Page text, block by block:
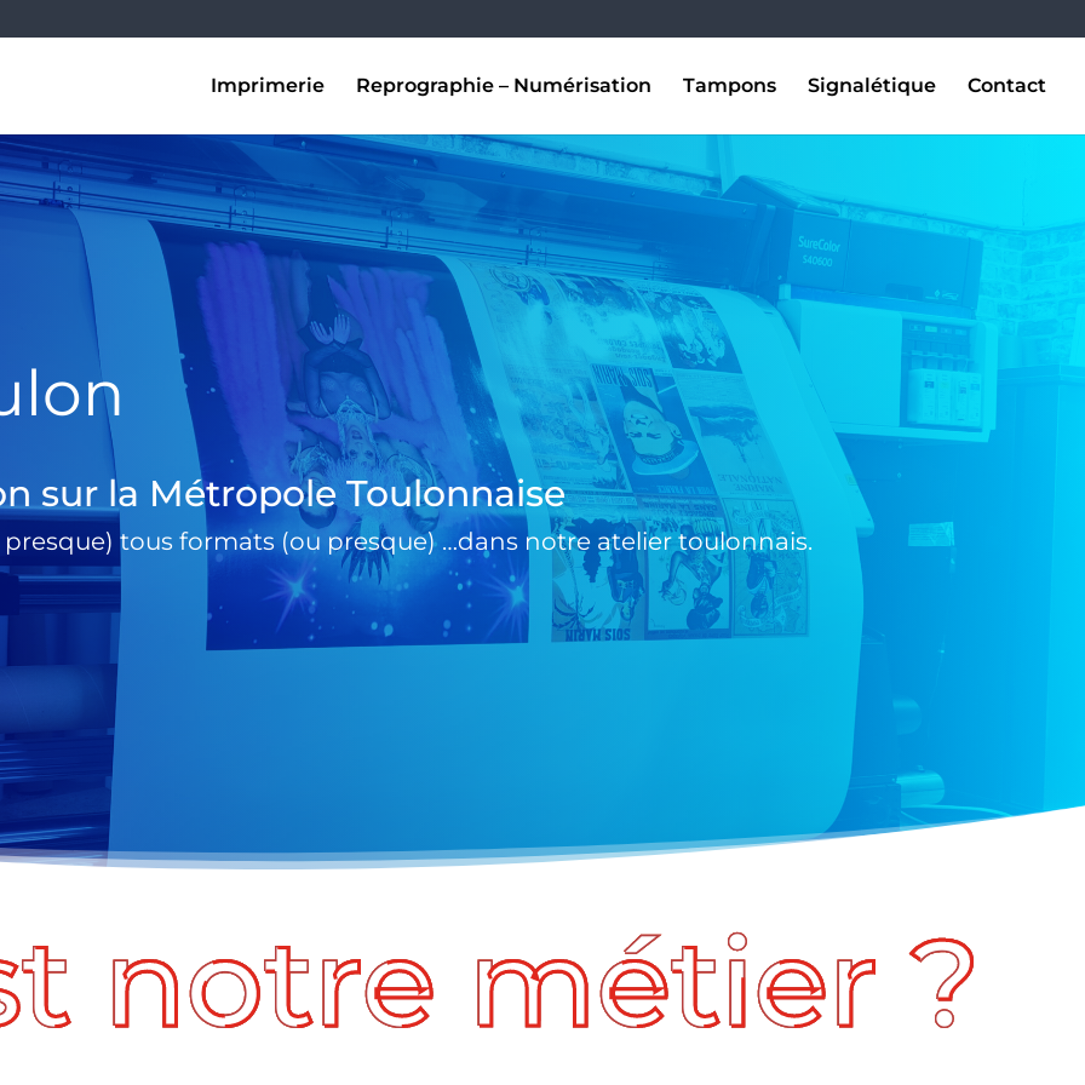
Imprimerie Reprographie – Numérisation Tampons Signalétique Contact
sur la Métropole Toulonnaise
tous formats (ou presque) …dans notre atelier toulonnais.